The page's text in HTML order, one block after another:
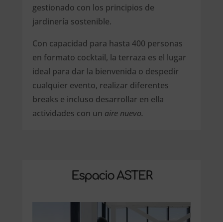
gestionado con los principios de
jardinería sostenible.
Con capacidad para hasta 400 personas
en formato cocktail, la terraza es el lugar
ideal para dar la bienvenida o despedir
cualquier evento, realizar diferentes
breaks e incluso desarrollar en ella
actividades con un aire nuevo.
Espacio ASTER